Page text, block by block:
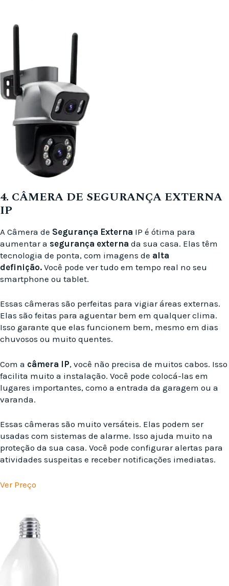
4. CÂMERA DE SEGURANÇA EXTERNA
IP
A Câmera de Segurança Externa IP é ótima para
aumentar a segurança externa da sua casa. Elas têm
tecnologia de ponta, com imagens de alta
definição. Você pode ver tudo em tempo real no seu
smartphone ou tablet.
Essas câmeras são perfeitas para vigiar áreas externas.
Elas são feitas para aguentar bem em qualquer clima.
Isso garante que elas funcionem bem, mesmo em dias
chuvosos ou muito quentes.
Com a câmera IP, você não precisa de muitos cabos. Isso
facilita muito a instalação. Você pode colocá-las em
lugares importantes, como a entrada da garagem ou a
varanda.
Essas câmeras são muito versáteis. Elas podem ser
usadas com sistemas de alarme. Isso ajuda muito na
proteção da sua casa. Você pode configurar alertas para
atividades suspeitas e receber notificações imediatas.
Ver Preço